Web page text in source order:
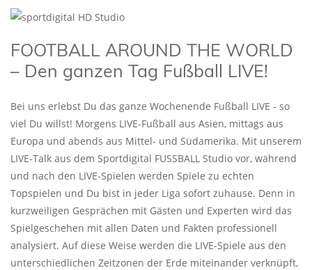
FOOTBALL AROUND THE WORLD
– Den ganzen Tag Fußball LIVE!
Bei uns erlebst Du das ganze Wochenende Fußball LIVE - so
viel Du willst! Morgens LIVE-Fußball aus Asien, mittags aus
Europa und abends aus Mittel- und Südamerika. Mit unserem
LIVE-Talk aus dem Sportdigital FUSSBALL Studio vor, während
und nach den LIVE-Spielen werden Spiele zu echten
Topspielen und Du bist in jeder Liga sofort zuhause. Denn in
kurzweiligen Gesprächen mit Gästen und Experten wird das
Spielgeschehen mit allen Daten und Fakten professionell
analysiert. Auf diese Weise werden die LIVE-Spiele aus den
unterschiedlichen Zeitzonen der Erde miteinander verknüpft,